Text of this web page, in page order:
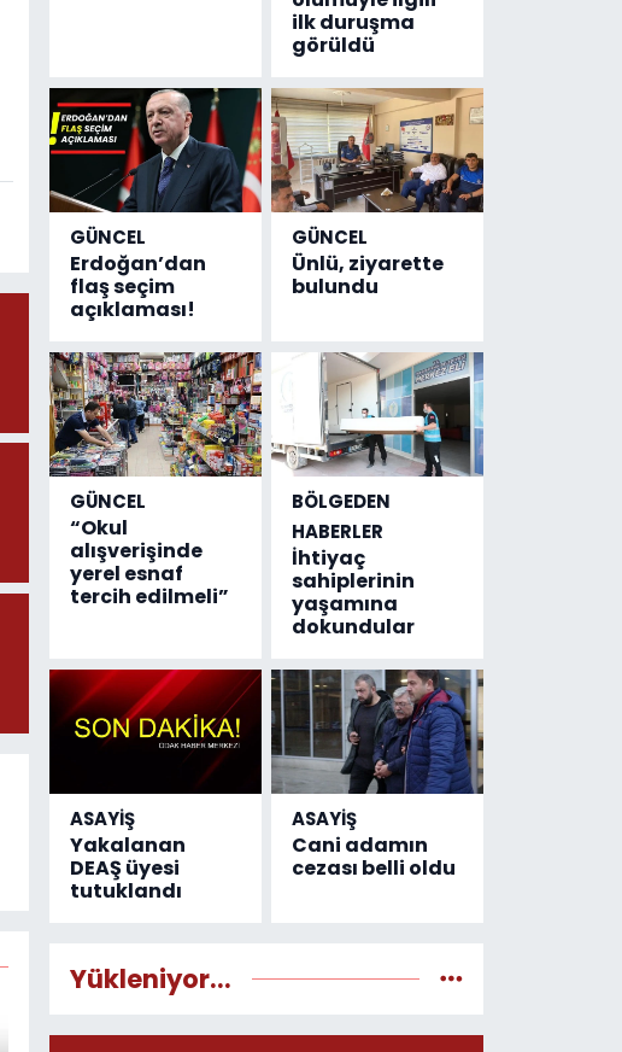
ilk duruşma
görüldü
GÜNCEL
Erdoğan’dan
flaş seçim
açıklaması!
GÜNCEL
Ünlü, ziyarette
bulundu
GÜNCEL
“Okul
alışverişinde
yerel esnaf
tercih edilmeli”
BÖLGEDEN
HABERLER
İhtiyaç
sahiplerinin
yaşamına
dokundular
ASAYİŞ
Yakalanan
DEAŞ üyesi
tutuklandı
ASAYİŞ
Cani adamın
cezası belli oldu
Yükleniyor...